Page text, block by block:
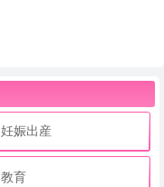
妊娠出産
教育